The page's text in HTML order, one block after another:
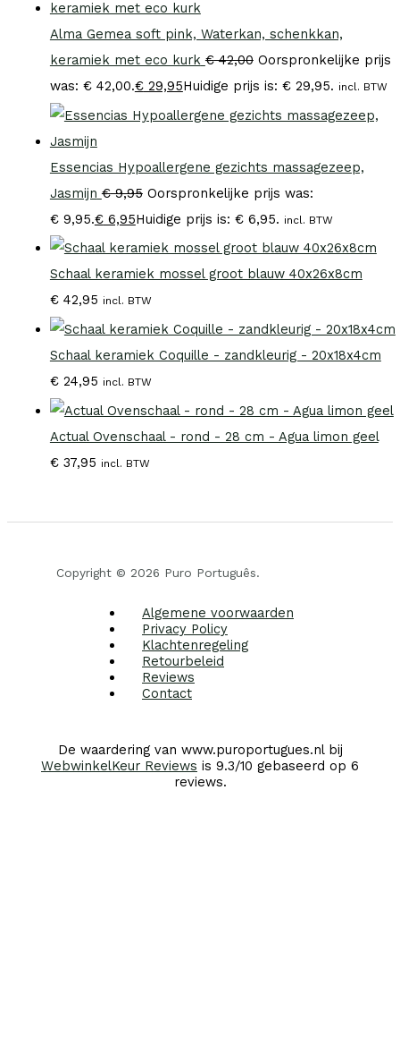
Alma Gemea soft pink, Waterkan, schenkkan,
keramiek met eco kurk €42,00 Oorspronkelijke prijs
was: € 42,00.€29,95Huidige prijs is: € 29,95. incl. BTW
Essencias Hypoallergene gezichts massagezeep,
Jasmijn €9,95 Oorspronkelijke prijs was:
€ 9,95.€6,95Huidige prijs is: € 6,95. incl. BTW
Schaal keramiek mossel groot blauw 40x26x8cm
€42,95 incl. BTW
Schaal keramiek Coquille - zandkleurig - 20x18x4cm
€24,95 incl. BTW
Actual Ovenschaal - rond - 28 cm - Agua limon geel
€37,95 incl. BTW
Copyright © 2026 Puro Português.
Algemene voorwaarden
Privacy Policy
Klachtenregeling
Retourbeleid
Reviews
Contact
De waardering van www.puroportugues.nl bij
WebwinkelKeur Reviews is 9.3/10 gebaseerd op 6
reviews.